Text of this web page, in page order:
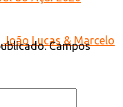
Campos